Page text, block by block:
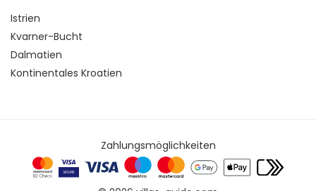
Istrien
Kvarner-Bucht
Dalmatien
Kontinentales Kroatien
Zahlungsmöglichkeiten